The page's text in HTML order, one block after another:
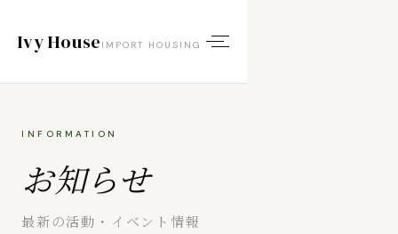
Ivy House IMPORT HOUSING
INFORMATION
お知らせ
最新の活動・イベント情報